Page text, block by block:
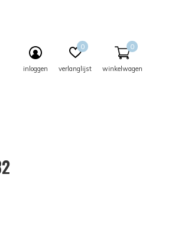
inloggen verlanglijst
0
winkelwagen
0